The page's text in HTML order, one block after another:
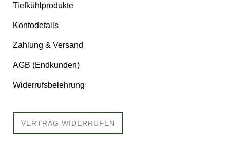
Tiefkühlprodukte
Kontodetails
Zahlung & Versand
AGB (Endkunden)
Widerrufsbelehrung
VERTRAG WIDERRUFEN